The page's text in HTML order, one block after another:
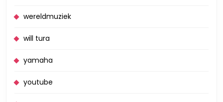
wereldmuziek
will tura
yamaha
youtube